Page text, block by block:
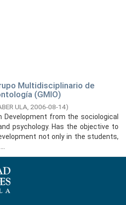
Multidisciplinario de
(GMIO)
ULA, 2006-08-14)
Development from the sociological
psychology. Has the objective to
not only in the students,